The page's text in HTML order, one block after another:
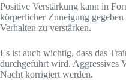
Positive Verstärkung kann in
körperlicher Zuneigung
Verhalten zu verstärken.
Es ist auch wichtig, dass das
durchgeführt wird. Aggressives
Nacht korrigiert werden.